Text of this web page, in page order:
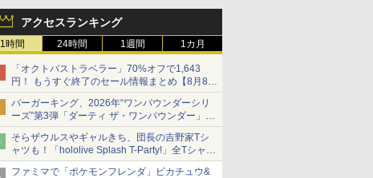
アクセスランキング
1時間 24時間 1週間 1カ月
「オクトパストラベラー」70%オフで1,643
円！ もうすぐ終了のセール情報まとめ【8月8日
更新】
ニンテンドーeショップでは「大神 絶景版」が
67%オフで990円
バーガーキング、2026年“ワンパウンダーシリ
ーズ”第3弾「ダーティ ザ・ワンパウンダー」を
8月7日発売
「特製ガーリックマヨソース」を使用した超大
型チーズバーガー
そらザウルスやギャルきち、団長の吉野家Tシ
ャツも！「hololive Splash T-Party!」全Tシャツ
ラインナップ公開＆オンライン販売開始
ファミマで「ポケモンフレンダ」ピカチュウ&